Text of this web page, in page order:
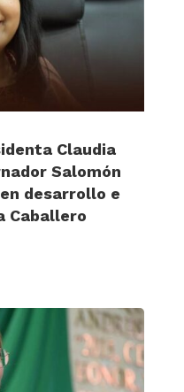
Claudia
Salomón
desarrollo e
Caballero